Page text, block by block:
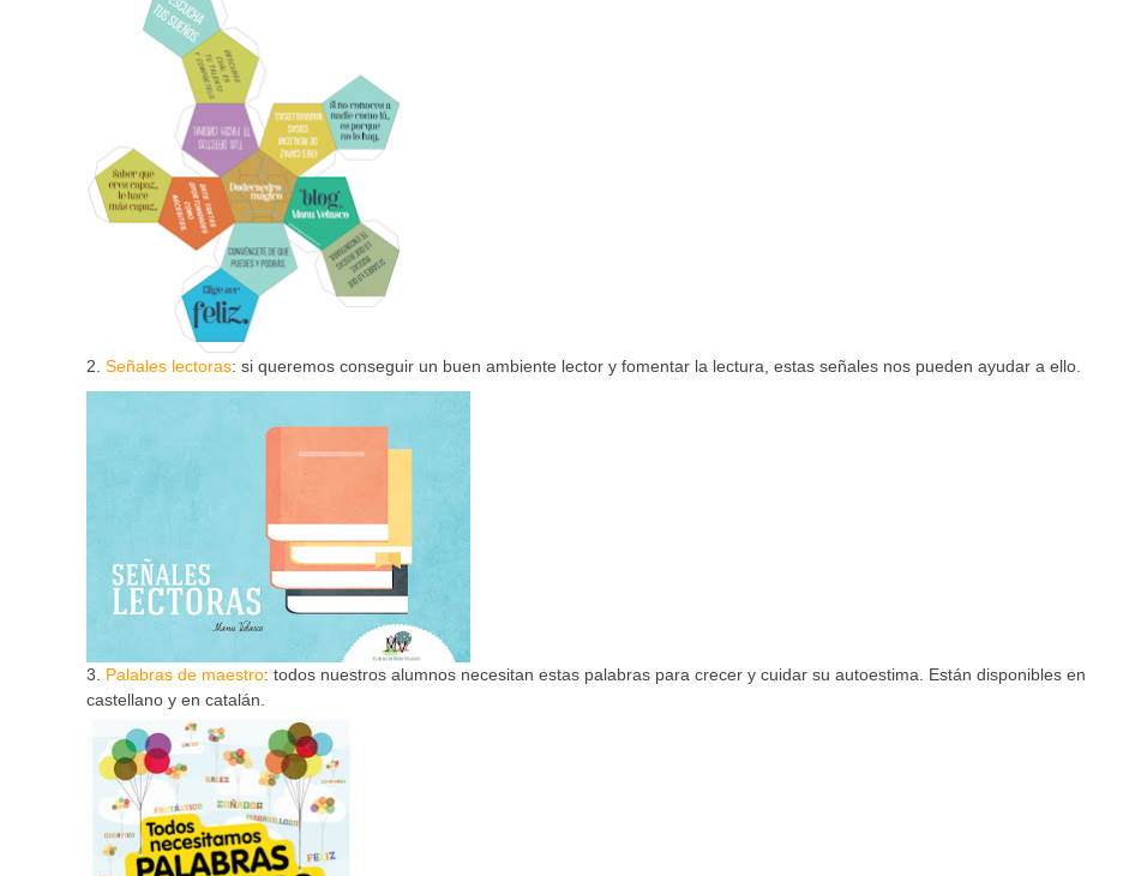
2. Señales lectoras: si queremos conseguir un buen ambiente lector y fomentar la lectura, estas señales nos pueden ayudar a ello.
3. Palabras de maestro: todos nuestros alumnos necesitan estas palabras para crecer y cuidar su autoestima. Están disponibles en
castellano y en catalán.